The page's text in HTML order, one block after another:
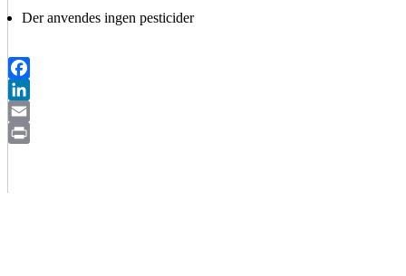
Der anvendes ingen pesticider
Facebook
LinkedIn
Email